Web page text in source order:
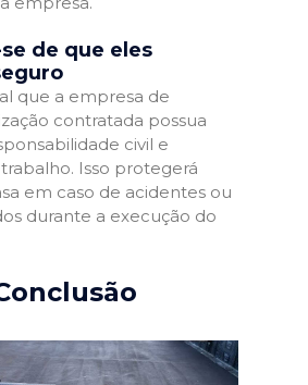
de que eles
que a empresa de
contratada possua
civil e
Isso protegerá
em caso de acidentes ou
durante a execução do